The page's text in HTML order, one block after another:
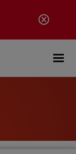
Open